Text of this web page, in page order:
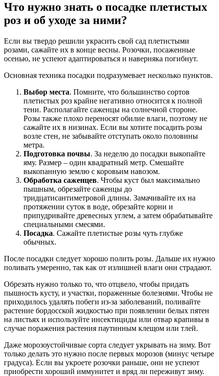
Что нужно знать о посадке плетистых
роз и об уходе за ними?
Если вы твердо решили украсить свой сад плетистыми
розами, сажайте их в конце весны. Розочки, посаженные
осенью, не успеют адаптироваться и наверняка погибнут.
Основная техника посадки подразумевает несколько пунктов.
Выбор места. Помните, что большинство сортов
плетистых роз крайне негативно относится к полной
тени. Располагайте саженцы на солнечной стороне.
Розы также плохо переносят обилие влаги, поэтому не
сажайте их в низинах. Если вы хотите посадить розы
возле стен, не забывайте отступать около половины
метра.
Подготовка почвы. За неделю до посадки выкопайте
яму. Размер – один квадратный метр. Смешайте
выкопанную землю с коровьим навозом.
Обработка саженцев. Чтобы куст был максимально
пышным, обрезайте саженцы до
тридцатисантиметровой длины. Замачивайте их на
протяжении суток в воде, обрезайте корни и
припудривайте древесных углем, а затем обрабатывайте
специальными смесями.
Посадка. Сажайте плетистые розы чуть глубже
обычных.
После посадки следует хорошо полить розы. Дальше их нужно
поливать умеренно, так как от излишней влаги они страдают.
Обрезать нужно только то, что отцвело, чтобы придать
пышность кусту, и участки, пораженные болезнями. Чтобы не
приходилось удалять побеги из-за заболеваний, поливайте
растение бордосской жидкостью при появлении белых пятен
на листьях и используйте инсектициды или отвар крапивы в
случае поражения растения паутинным клещом или тлей.
Даже морозоустойчивые сорта следует укрывать на зиму. Вот
только делать это нужно после первых морозов (минус четыре
градуса). Если вы укроете розочки раньше, они не успеют
приобрести хороший иммунитет и вряд ли переживут зиму.